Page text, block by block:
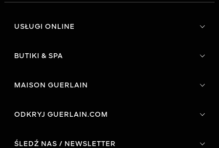
USŁUGI ONLINE
BUTIKI & SPA
MAISON GUERLAIN
ODKRYJ GUERLAIN.COM
ŚLEDŹ NAS / NEWSLETTER